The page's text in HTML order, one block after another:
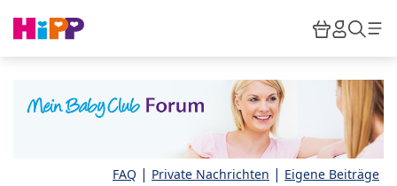
HiPP
FAQ | Private Nachrichten | Eigene Beiträge